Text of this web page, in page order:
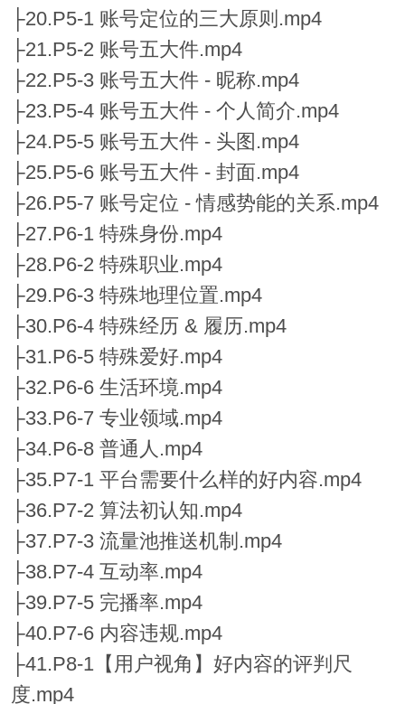
├20.P5-1 账号定位的三大原则.mp4
├21.P5-2 账号五大件.mp4
├22.P5-3 账号五大件 - 昵称.mp4
├23.P5-4 账号五大件 - 个人简介.mp4
├24.P5-5 账号五大件 - 头图.mp4
├25.P5-6 账号五大件 - 封面.mp4
├26.P5-7 账号定位 - 情感势能的关系.mp4
├27.P6-1 特殊身份.mp4
├28.P6-2 特殊职业.mp4
├29.P6-3 特殊地理位置.mp4
├30.P6-4 特殊经历 & 履历.mp4
├31.P6-5 特殊爱好.mp4
├32.P6-6 生活环境.mp4
├33.P6-7 专业领域.mp4
├34.P6-8 普通人.mp4
├35.P7-1 平台需要什么样的好内容.mp4
├36.P7-2 算法初认知.mp4
├37.P7-3 流量池推送机制.mp4
├38.P7-4 互动率.mp4
├39.P7-5 完播率.mp4
├40.P7-6 内容违规.mp4
├41.P8-1【用户视角】好内容的评判尺
度.mp4